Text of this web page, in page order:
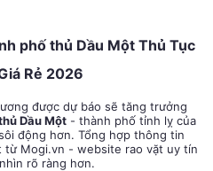
phố thủ Dầu Một Thủ Tục
Rẻ 2026
được dự báo sẽ tăng trưởng
Dầu Một - thành phố tỉnh lỵ của
động hơn. Tổng hợp thông tin
từ Mogi.vn - website rao vặt uy tín
rõ ràng hơn.